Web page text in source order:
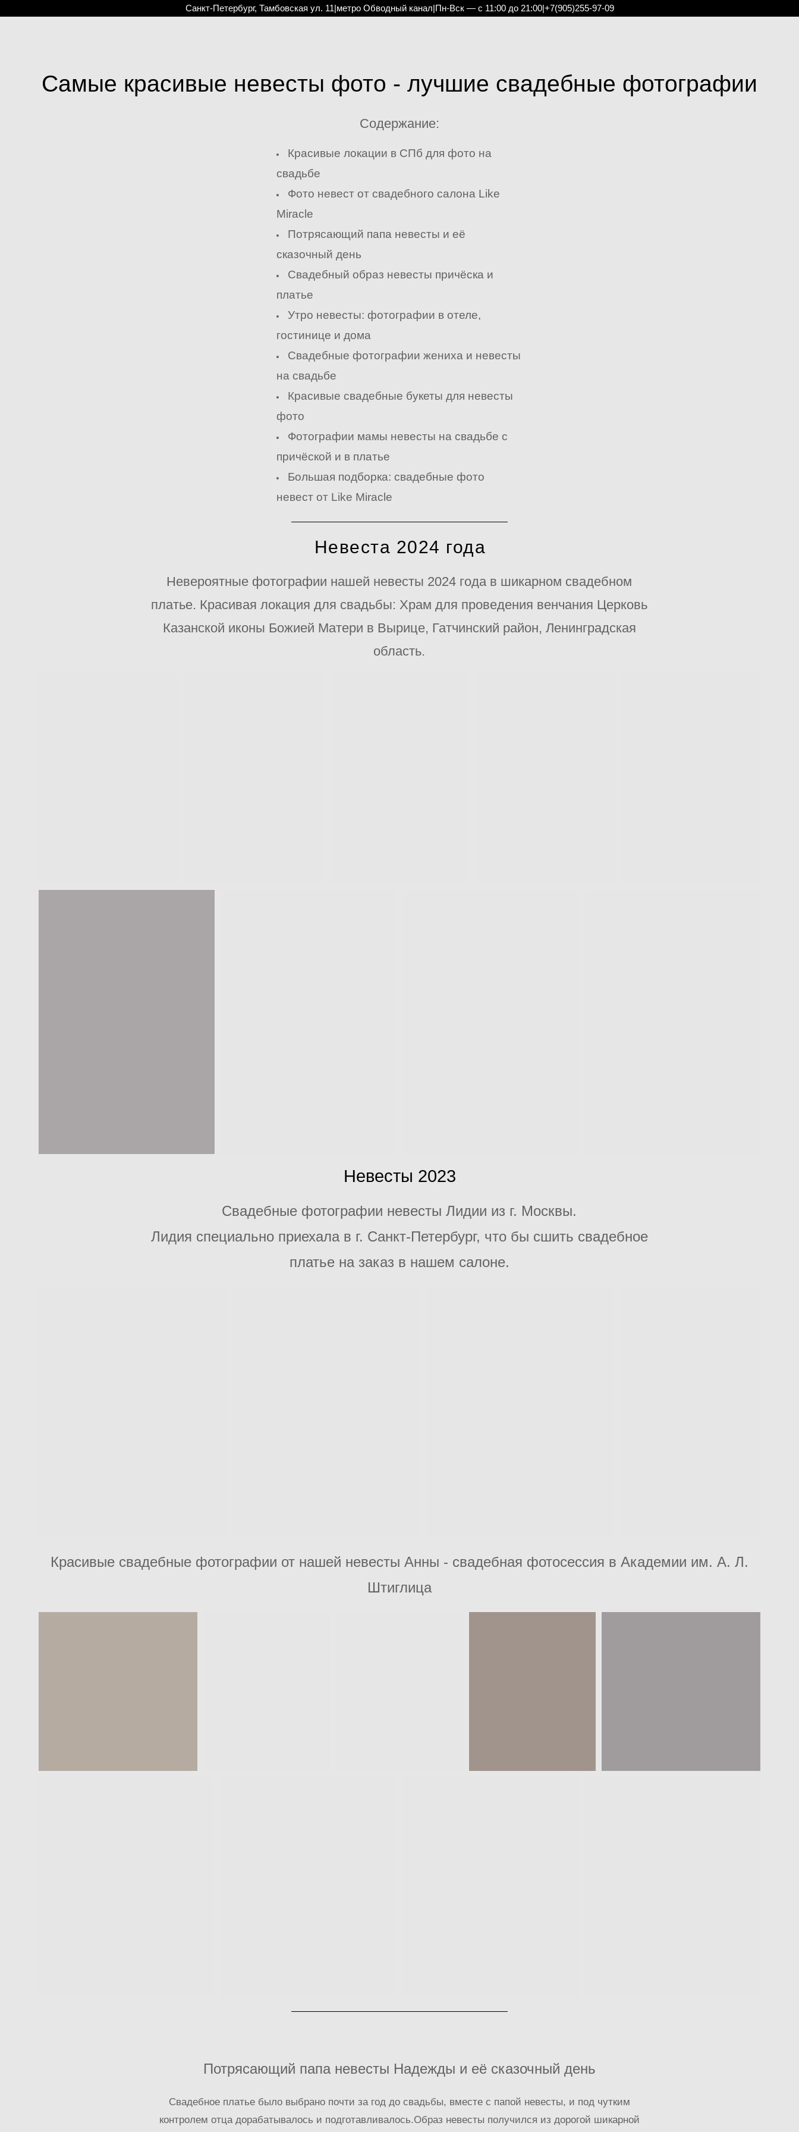
Санкт-Петербург, Тамбовская ул. 11|метро Обводный канал|Пн-Вск — с 11:00 до 21:00|+7(905)255-97-09
Самые красивые невесты фото - лучшие свадебные фотографии
Содержание:
Красивые локации в СПб для фото на
свадьбе
Фото невест от свадебного салона Like
Miracle
Потрясающий папа невесты и её
сказочный день
Свадебный образ невесты причёска и
платье
Утро невесты: фотографии в отеле,
гостинице и дома
Свадебные фотографии жениха и невесты
на свадьбе
Красивые свадебные букеты для невесты
фото
Фотографии мамы невесты на свадьбе с
причёской и в платье
Большая подборка: свадебные фото
невест от Like Miracle
Невеста 2024 года
Невероятные фотографии нашей невесты 2024 года в шикарном свадебном
платье. Красивая локация для свадьбы: Храм для проведения венчания Церковь
Казанской иконы Божией Матери в Вырице, Гатчинский район, Ленинградская
область.
Невесты 2023
Свадебные фотографии невесты Лидии из г. Москвы.
Лидия специально приехала в г. Санкт-Петербург, что бы сшить свадебное
платье на заказ в нашем салоне.
Красивые свадебные фотографии от нашей невесты Анны - свадебная фотосессия в Академии им. А. Л.
Штиглица
Потрясающий папа невесты Надежды и её сказочный день
Свадебное платье было выбрано почти за год до свадьбы, вместе с папой невесты, и под чутким
контролем отца дорабатывалось и подготавливалось.Образ невесты получился из дорогой шикарной